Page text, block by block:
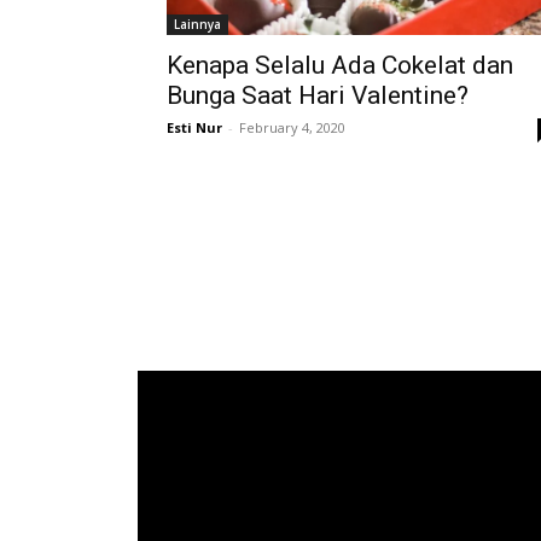
Lainnya
Kenapa Selalu Ada Cokelat dan
Bunga Saat Hari Valentine?
Esti Nur - February 4, 2020